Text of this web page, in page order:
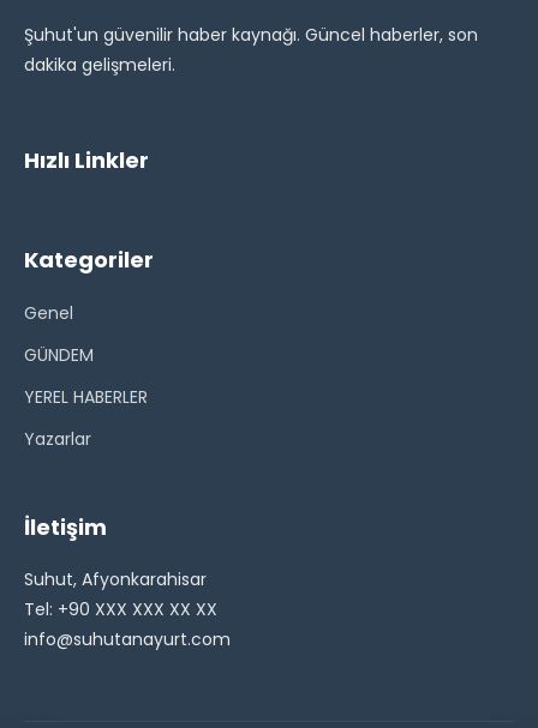
Şuhut'un güvenilir haber kaynağı. Güncel haberler, son
dakika gelişmeleri.
Hızlı Linkler
Kategoriler
Genel
GÜNDEM
YEREL HABERLER
Yazarlar
İletişim
Suhut, Afyonkarahisar
Tel: +90 XXX XXX XX XX
info@suhutanayurt.com